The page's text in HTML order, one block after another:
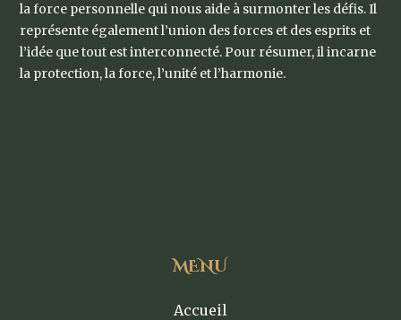
la force personnelle qui nous aide à surmonter les défis. Il
représente également l’union des forces et des esprits et
l’idée que tout est interconnecté. Pour résumer, il incarne
la protection, la force, l’unité et l’harmonie.
MENU
Accueil